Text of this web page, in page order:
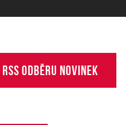
odběru novinek